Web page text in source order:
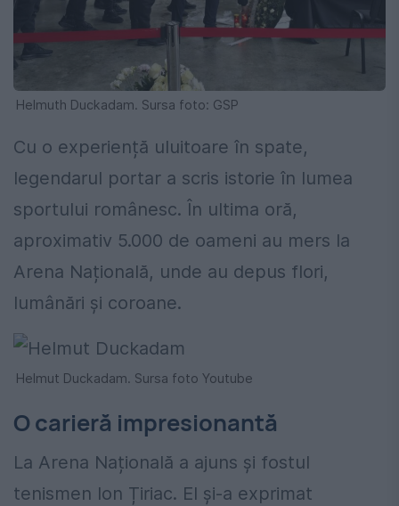
Helmuth Duckadam. Sursa foto: GSP
Cu o experiență uluitoare în spate,
legendarul portar a scris istorie în lumea
sportului românesc. În ultima oră,
aproximativ 5.000 de oameni au mers la
Arena Națională, unde au depus flori,
lumânări și coroane.
Helmut Duckadam. Sursa foto Youtube
O carieră impresionantă
La Arena Națională a ajuns și fostul
tenismen Ion Țiriac. El și-a exprimat